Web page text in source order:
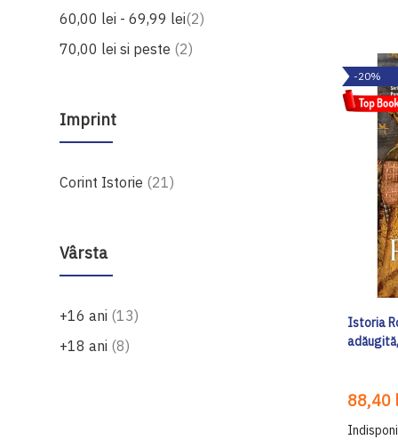
60,00 lei -69,99 lei 2produse
70,00 lei si peste 2produse
Imprint
Corint Istorie 21produse
Vârsta
+16 ani 13produse
+18 ani 8produse
-20%
Istoria
88,40